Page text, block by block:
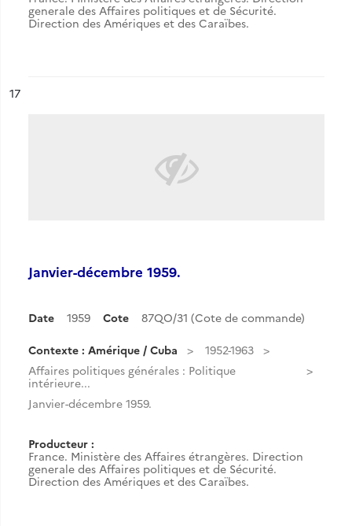
generale des Affaires politiques et de Sécurité.
Direction des Amériques et des Caraïbes.
n°
17
Janvier-décembre 1959.
Date 1959 Cote 87QO/31 (Cote de commande)
Contexte : Amérique / Cuba
1952-1963
Affaires politiques générales : Politique
intérieure...
Janvier-décembre 1959.
Producteur :
France. Ministère des Affaires étrangères. Direction
generale des Affaires politiques et de Sécurité.
Direction des Amériques et des Caraïbes.